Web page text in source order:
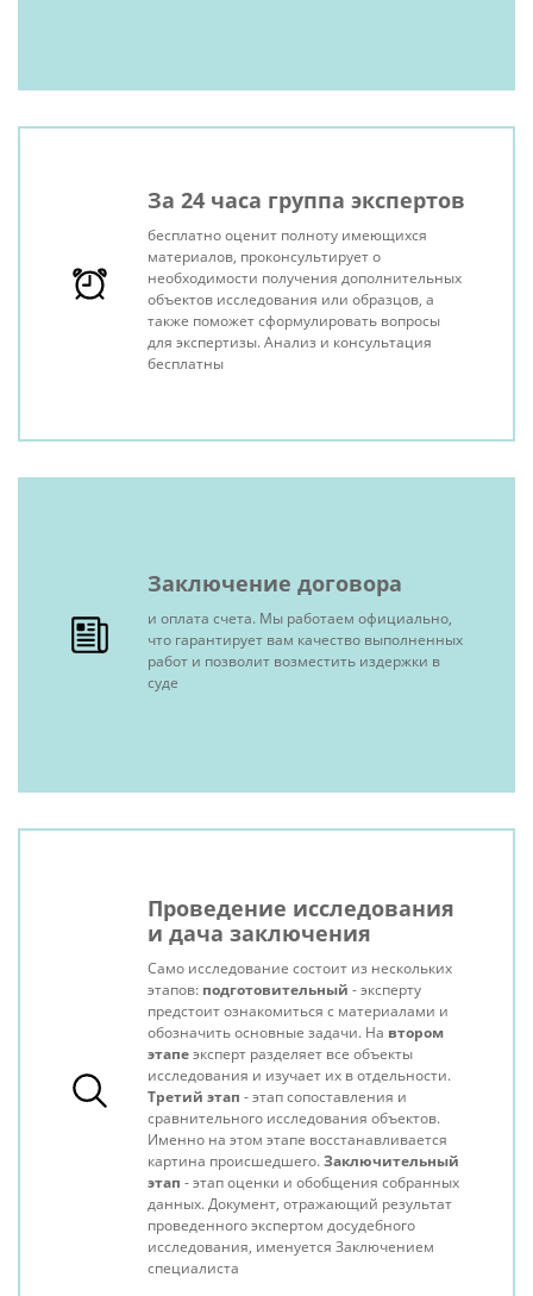
За 24 часа группа экспертов
бесплатно оценит полноту имеющихся
материалов, проконсультирует о
необходимости получения дополнительных
объектов исследования или образцов, а
также поможет сформулировать вопросы
для экспертизы. Анализ и консультация
бесплатны
Заключение договора
и оплата счета. Мы работаем официально,
что гарантирует вам качество выполненных
работ и позволит возместить издержки в
суде
Проведение исследования
и дача заключения
Само исследование состоит из нескольких
этапов: подготовительный - эксперту
предстоит ознакомиться с материалами и
обозначить основные задачи. На втором
этапеэксперт разделяет все объекты
исследования и изучает их в отдельности.
Третий этап - этап сопоставления и
сравнительного исследования объектов.
Именно на этом этапе восстанавливается
картина происшедшего.Заключительный
этап - этап оценки и обобщения собранных
данных. Документ, отражающий результат
проведенного экспертом досудебного
исследования, именуется Заключением
специалиста